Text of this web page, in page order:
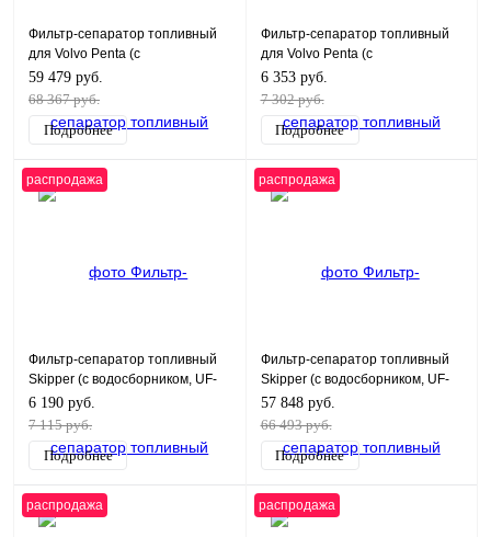
Фильтр-сепаратор топливный
для Volvo Penta (с
водосборником, 500FG)
59 479 руб.
68 367 руб.
Подробнее
Фильтр-сепаратор топливный
для Volvo Penta (с
водосборником, 500FG)
6 353 руб.
7 302 руб.
Подробнее
распродажа
Фильтр-сепаратор топливный
Skipper (с водосборником, UF-
10K)
6 190 руб.
7 115 руб.
Подробнее
распродажа
Фильтр-сепаратор топливный
Skipper (с водосборником, UF-
10K)
57 848 руб.
66 493 руб.
Подробнее
распродажа распродажа